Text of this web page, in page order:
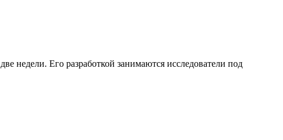
недели. Его разработкой занимаются исследователи под